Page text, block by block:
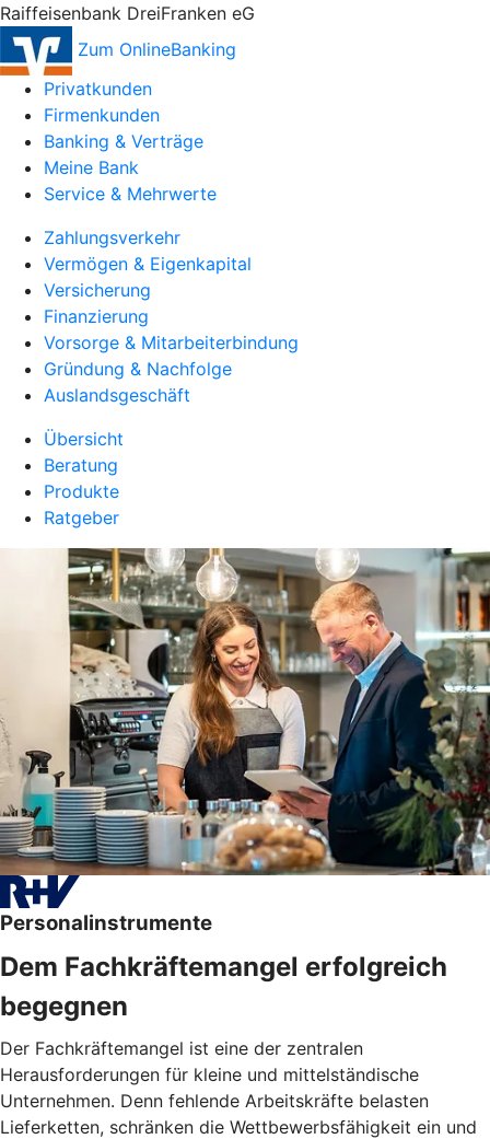
Raiffeisenbank DreiFranken eG
Zum OnlineBanking
Privatkunden
Firmenkunden
Banking & Verträge
Meine Bank
Service & Mehrwerte
Zahlungsverkehr
Vermögen & Eigenkapital
Versicherung
Finanzierung
Vorsorge & Mitarbeiterbindung
Gründung & Nachfolge
Auslandsgeschäft
Übersicht
Beratung
Produkte
Ratgeber
Personalinstrumente
Dem Fachkräftemangel erfolgreich
begegnen
Der Fachkräftemangel ist eine der zentralen
Herausforderungen für kleine und mittelständische
Unternehmen. Denn fehlende Arbeitskräfte belasten
Lieferketten, schränken die Wettbewerbsfähigkeit ein und